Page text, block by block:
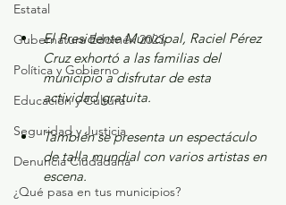
Estatal
Gubernatura Edoméx 2023
Política y Gobierno
Educación y Cultura
Seguridad y Justicia
Denuncia Ciudadana
¿Qué pasa en tus municipios?
El Presidente Municipal, Raciel Pérez
Cruz exhortó a las familias del
municipio a disfrutar de esta
actividad gratuita.
También se presenta un espectáculo
de talla mundial con varios artistas en
escena.